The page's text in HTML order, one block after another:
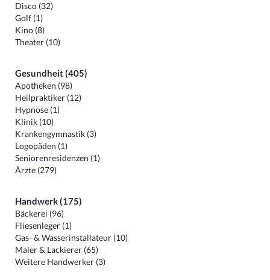
Disco (32)
Golf (1)
Kino (8)
Theater (10)
Gesundheit (405)
Apotheken (98)
Heilpraktiker (12)
Hypnose (1)
Klinik (10)
Krankengymnastik (3)
Logopäden (1)
Seniorenresidenzen (1)
Ärzte (279)
Handwerk (175)
Bäckerei (96)
Fliesenleger (1)
Gas- & Wasserinstallateur (10)
Maler & Lackierer (65)
Weitere Handwerker (3)